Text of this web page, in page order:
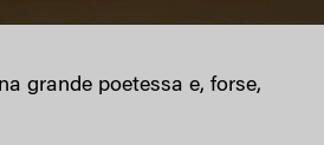
grande poetessa e, forse,